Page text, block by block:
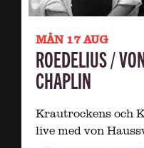
MÅN 17 AUG
ROEDELIUS /
CHAPLIN
Krautrockens och
live med von